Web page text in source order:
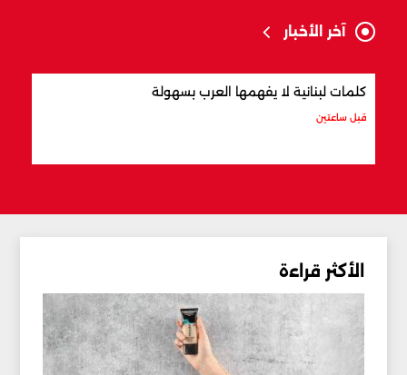
آخر الأخبار
كلمات لبنانية لا يفهمها العرب بسهولة
قبل ساعتين
الأكثر قراءة